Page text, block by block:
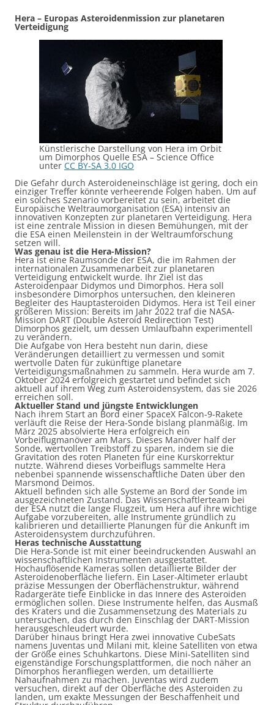
Hera – Europas Asteroidenmission zur planetaren
Verteidigung
Künstlerische Darstellung von Hera im Orbit
um Dimorphos Quelle ESA – Science Office
unter CC BY-SA 3.0 IGO
Die Gefahr durch Asteroideneinschläge ist gering, doch ein
einziger Treffer könnte verheerende Folgen haben. Um auf
ein solches Szenario vorbereitet zu sein, arbeitet die
Europäische Weltraumorganisation (ESA) intensiv an
innovativen Konzepten zur planetaren Verteidigung. Hera
ist eine zentrale Mission in diesen Bemühungen, mit der
die ESA einen Meilenstein in der Weltraumforschung
setzen will.
Was genau ist die Hera-Mission?
Hera ist eine Raumsonde der ESA, die im Rahmen der
internationalen Zusammenarbeit zur planetaren
Verteidigung entwickelt wurde. Ihr Ziel ist das
Asteroidenpaar Didymos und Dimorphos. Hera soll
insbesondere Dimorphos untersuchen, den kleineren
Begleiter des Hauptasteroiden Didymos. Hera ist Teil einer
größeren Mission: Bereits im Jahr 2022 traf die NASA-
Mission DART (Double Asteroid Redirection Test)
Dimorphos gezielt, um dessen Umlaufbahn experimentell
zu verändern.
Die Aufgabe von Hera besteht nun darin, diese
Veränderungen detailliert zu vermessen und somit
wertvolle Daten für zukünftige planetare
Verteidigungsmaßnahmen zu sammeln. Hera wurde am 7.
Oktober 2024 erfolgreich gestartet und befindet sich
aktuell auf ihrem Weg zum Asteroidensystem, das sie 2026
erreichen soll.
Aktueller Stand und jüngste Entwicklungen
Nach ihrem Start an Bord einer SpaceX Falcon-9-Rakete
verläuft die Reise der Hera-Sonde bislang planmäßig. Im
März 2025 absolvierte Hera erfolgreich ein
Vorbeiflugmanöver am Mars. Dieses Manöver half der
Sonde, wertvollen Treibstoff zu sparen, indem sie die
Gravitation des roten Planeten für eine Kurskorrektur
nutzte. Während dieses Vorbeiflugs sammelte Hera
nebenbei spannende wissenschaftliche Daten über den
Marsmond Deimos.
Aktuell befinden sich alle Systeme an Bord der Sonde im
ausgezeichneten Zustand. Das Wissenschaftlerteam bei
der ESA nutzt die lange Flugzeit, um Hera auf ihre wichtige
Aufgabe vorzubereiten, alle Instrumente gründlich zu
kalibrieren und detaillierte Planungen für die Ankunft im
Asteroidensystem durchzuführen.
Heras technische Ausstattung
Die Hera-Sonde ist mit einer beeindruckenden Auswahl an
wissenschaftlichen Instrumenten ausgestattet.
Hochauflösende Kameras sollen detaillierte Bilder der
Asteroidenoberfläche liefern. Ein Laser-Altimeter erlaubt
präzise Messungen der Oberflächenstruktur, während
Radargeräte tiefe Einblicke in das Innere des Asteroiden
ermöglichen sollen. Diese Instrumente helfen, das Ausmaß
des Kraters und die Zusammensetzung des Materials zu
untersuchen, das durch den Einschlag der DART-Mission
herausgeschleudert wurde.
Darüber hinaus bringt Hera zwei innovative CubeSats
namens Juventas und Milani mit, kleine Satelliten von etwa
der Größe eines Schuhkartons. Diese Mini-Satelliten sind
eigenständige Forschungsplattformen, die noch näher an
Dimorphos heranfliegen werden, um detaillierte
Nahaufnahmen zu machen. Juventas wird zudem
versuchen, direkt auf der Oberfläche des Asteroiden zu
landen, um exakte Messungen der Beschaffenheit und